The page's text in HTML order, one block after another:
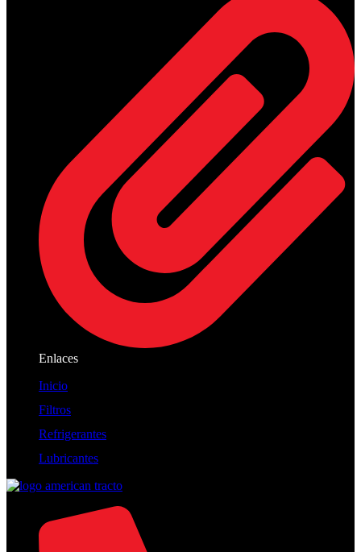
Enlaces
Inicio
Filtros
Refrigerantes
Lubricantes